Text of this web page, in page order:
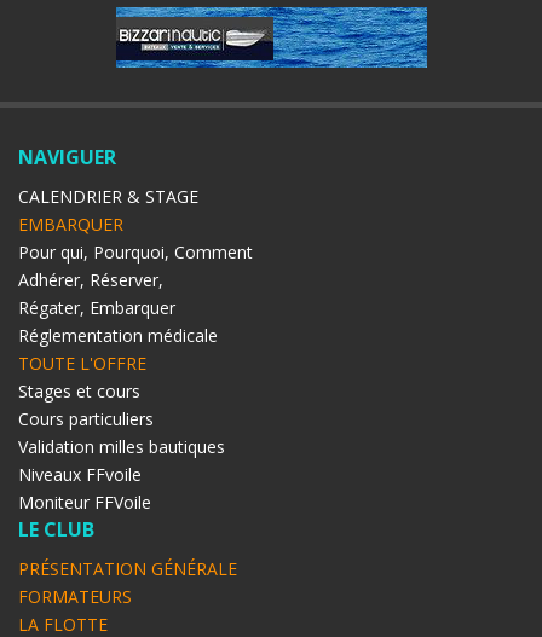
NAVIGUER
CALENDRIER & STAGE
EMBARQUER
Pour qui, Pourquoi, Comment
Adhérer, Réserver,
Régater, Embarquer
Réglementation médicale
TOUTE L'OFFRE
Stages et cours
Cours particuliers
Validation milles bautiques
Niveaux FFvoile
Moniteur FFVoile
LE CLUB
PRÉSENTATION GÉNÉRALE
FORMATEURS
LA FLOTTE